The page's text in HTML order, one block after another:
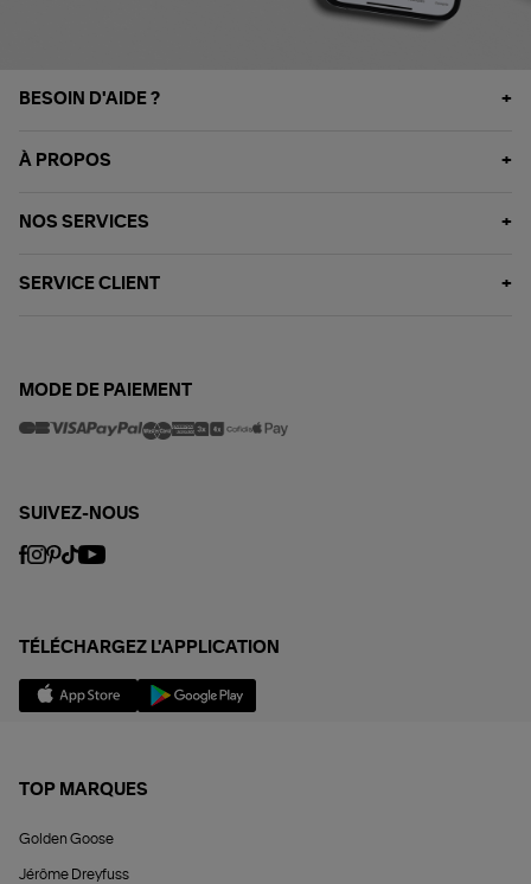
BESOIN D'AIDE ?
À PROPOS
NOS SERVICES
SERVICE CLIENT
MODE DE PAIEMENT
SUIVEZ-NOUS
TÉLÉCHARGEZ L'APPLICATION
TOP MARQUES
Golden Goose
Jérôme Dreyfuss